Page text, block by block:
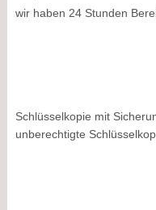
wir haben 24 Stunden
Schlüsselkopie mit
unberechtigte